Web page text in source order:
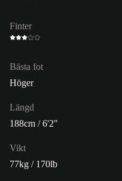
Finter
Bästa fot
Höger
Längd
188cm / 6'2"
Vikt
77kg / 170lb